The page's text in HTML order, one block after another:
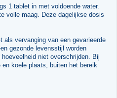
1 tablet in met voldoende water.
volle maag. Deze dagelijkse dosis
als vervanging van een gevarieerde
gezonde levensstijl worden
niet overschrijden. Bij
koele plaats, buiten het bereik